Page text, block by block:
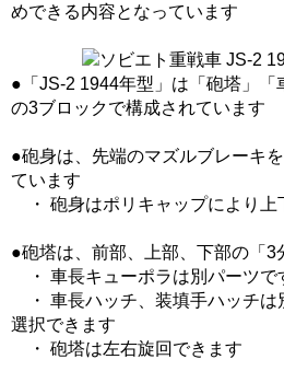
めできる内容となっています
●「JS-2 1944年型」は「砲塔」「
の3ブロックで構成されています
●砲身は、先端のマズルブレーキ
ています
・ 砲身はポリキャップにより上
●砲塔は、前部、上部、下部の「3
・ 車長キューポラは別パーツで
・ 車長ハッチ、装填手ハッチは
選択できます
・ 砲塔は左右旋回できます